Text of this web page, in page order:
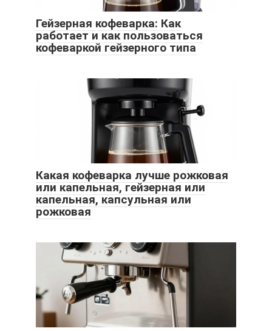
Гейзерная кофеварка: Как
работает и как пользоваться
кофеваркой гейзерного типа
Какая кофеварка лучше рожковая
или капельная, гейзерная или
капельная, капсульная или
рожковая